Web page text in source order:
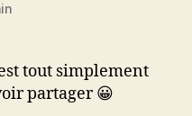
tout simplement
partager 😀